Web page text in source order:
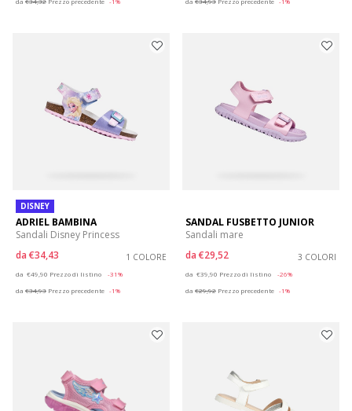
DISNEY
ADRIEL BAMBINA
Sandali Disney Princess
da €34,43 1 COLORE
da €49,90 Prezzo di listino
-31%
da €34,93 Prezzo precedente -1%
SANDAL FUSBETTO JUNIOR
Sandali mare
da €29,52 3 COLORI
da €39,90 Prezzo di listino
-26%
da €29,92 Prezzo precedente -1%